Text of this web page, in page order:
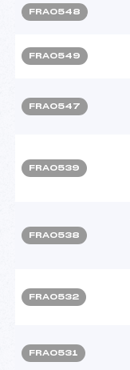
FRA0548
FRA0549
FRA0547
FRA0539
FRA0538
FRA0532
FRA0531